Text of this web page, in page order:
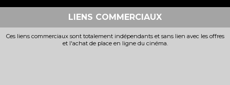
LIENS COMMERCIAUX
Ces liens commerciaux sont totalement indépendants et sans lien avec les offres
et l'achat de place en ligne du cinéma.